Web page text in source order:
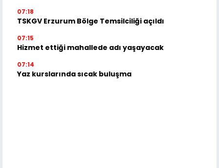
07:18
TSKGV Erzurum Bölge Temsilciliği açıldı
07:15
Hizmet ettiği mahallede adı yaşayacak
07:14
Yaz kurslarında sıcak buluşma